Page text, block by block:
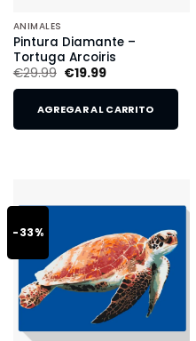
ANIMALES
Pintura Diamante –
Tortuga Arcoiris
€29.99 €19.99
AGREGAR AL CARRITO
-33%